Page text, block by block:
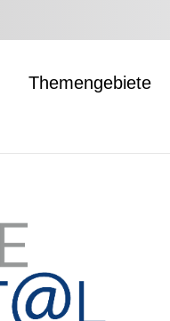
Themengebiete